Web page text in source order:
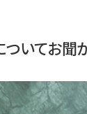
いてお聞